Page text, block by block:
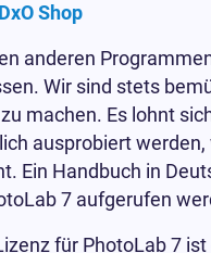
Shop
anderen
Wir sind stets
machen. Es lohnt
ausprobiert
Ein Handbuch in
7 aufgerufen
für PhotoLab 7